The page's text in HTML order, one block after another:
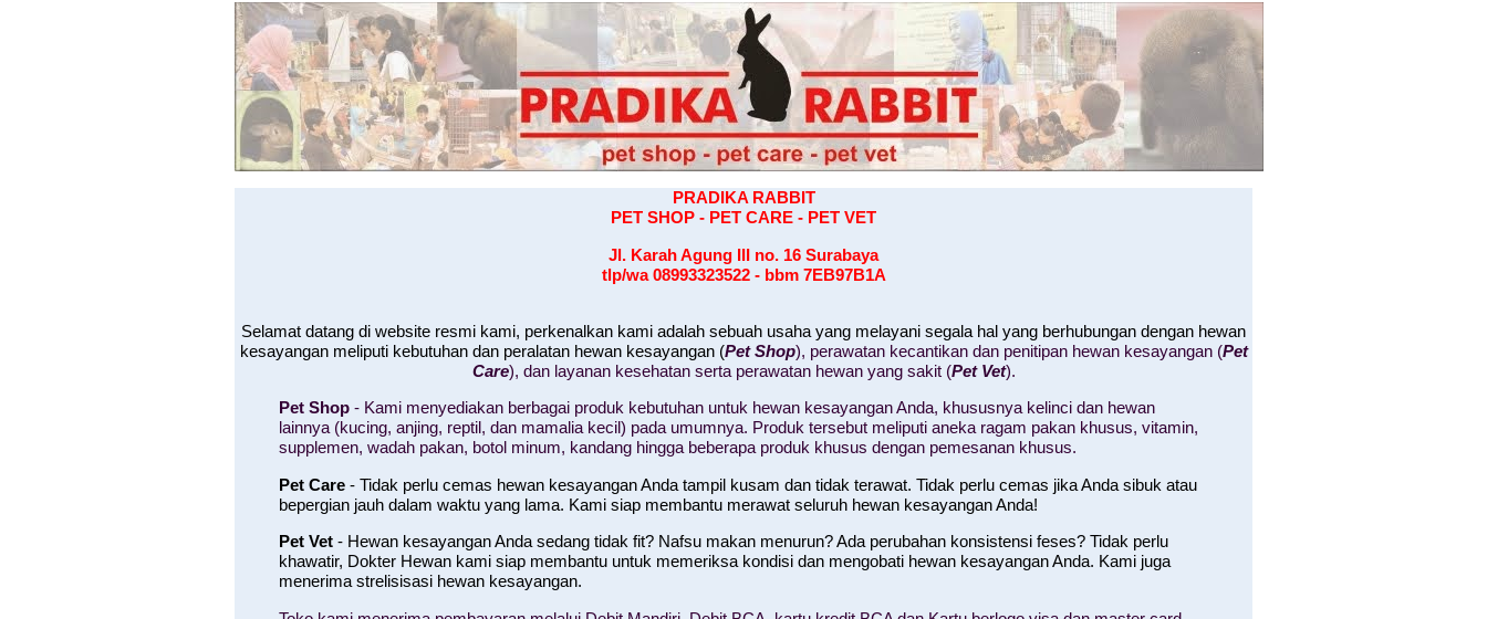
PRADIKA RABBIT
PET SHOP - PET CARE - PET VET
Jl. Karah Agung III no. 16 Surabaya
tlp/wa 08993323522 - bbm 7EB97B1A
Selamat datang di website resmi kami, perkenalkan kami adalah sebuah usaha yang melayani segala hal yang berhubungan dengan hewan
kesayangan meliputi kebutuhan dan peralatan hewan kesayangan (Pet Shop), perawatan kecantikan dan penitipan hewan kesayangan (Pet
Care), dan layanan kesehatan serta perawatan hewan yang sakit (Pet Vet).
Pet Shop - Kami menyediakan berbagai produk kebutuhan untuk hewan kesayangan Anda, khususnya kelinci dan hewan
lainnya (kucing, anjing, reptil, dan mamalia kecil) pada umumnya. Produk tersebut meliputi aneka ragam pakan khusus, vitamin,
supplemen, wadah pakan, botol minum, kandang hingga beberapa produk khusus dengan pemesanan khusus.
Pet Care - Tidak perlu cemas hewan kesayangan Anda tampil kusam dan tidak terawat. Tidak perlu cemas jika Anda sibuk atau
bepergian jauh dalam waktu yang lama. Kami siap membantu merawat seluruh hewan kesayangan Anda!
Pet Vet - Hewan kesayangan Anda sedang tidak fit? Nafsu makan menurun? Ada perubahan konsistensi feses? Tidak perlu
khawatir, Dokter Hewan kami siap membantu untuk memeriksa kondisi dan mengobati hewan kesayangan Anda. Kami juga
menerima strelisisasi hewan kesayangan.